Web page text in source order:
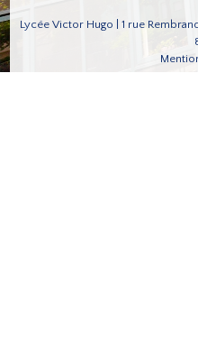
Lycée Victor Hugo | 1 rue